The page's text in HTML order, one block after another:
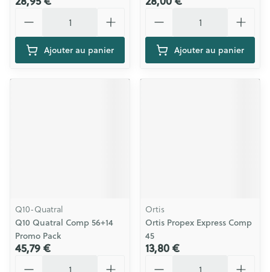
Ajouter au panier Ajouter au panier
Q10-Quatral
Q10 Quatral Comp 56+14
Promo Pack
45,79 €
Ortis
Ortis Propex Express Comp
45
13,80 €